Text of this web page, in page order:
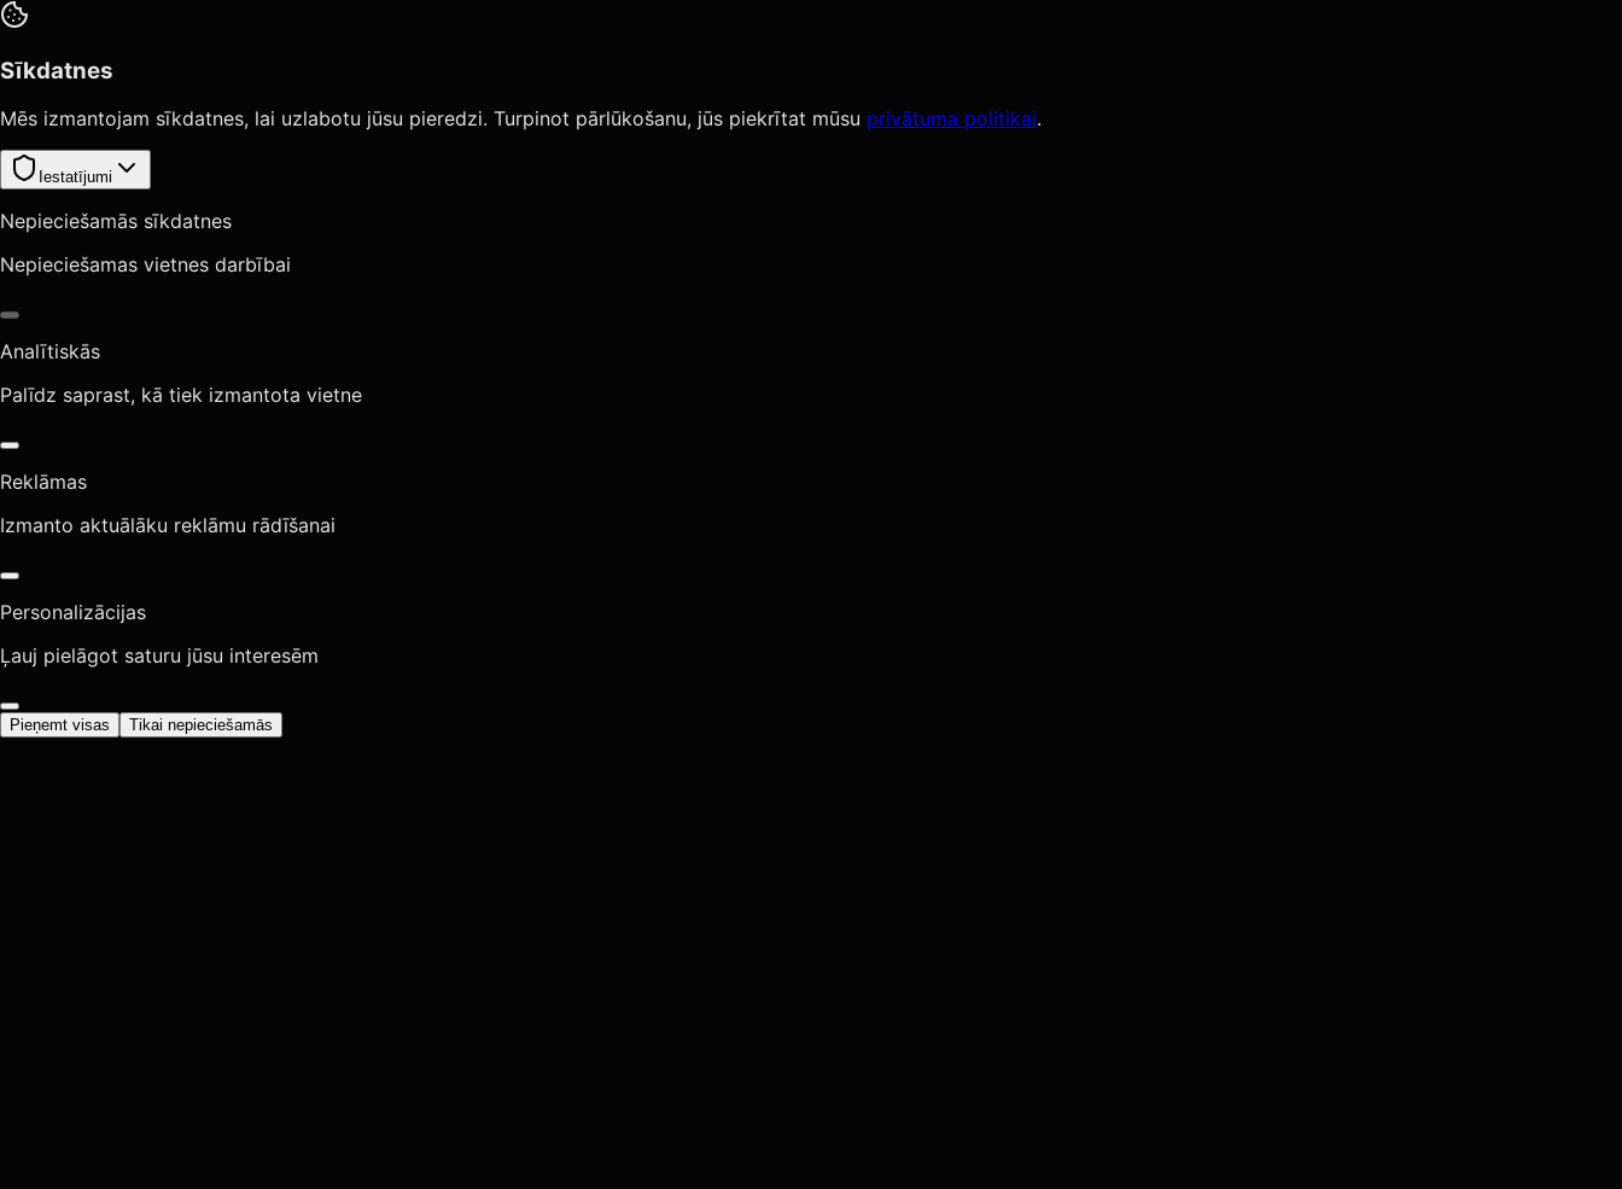
Sīkdatnes
Mēs izmantojam sīkdatnes, lai uzlabotu jūsu pieredzi. Turpinot pārlūkošanu, jūs piekrītat mūsu privātuma politikai.
Iestatījumi
Nepieciešamās sīkdatnes
Nepieciešamas vietnes darbībai
Analītiskās
Palīdz saprast, kā tiek izmantota vietne
Reklāmas
Izmanto aktuālāku reklāmu rādīšanai
Personalizācijas
Ļauj pielāgot saturu jūsu interesēm
Pieņemt visas Tikai nepieciešamās